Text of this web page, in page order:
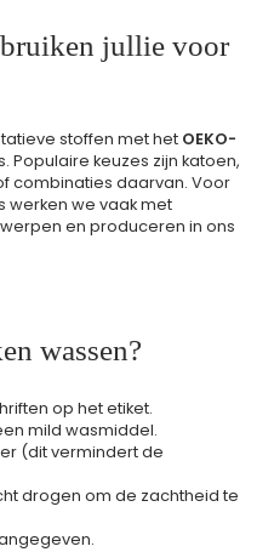
jullie voor
stoffen met het OEKO-
Populaire keuzes zijn katoen,
combinaties daarvan. Voor
werken we vaak met
en produceren in ons
wassen?
op het etiket.
mild wasmiddel.
(dit vermindert de
drogen om de zachtheid te